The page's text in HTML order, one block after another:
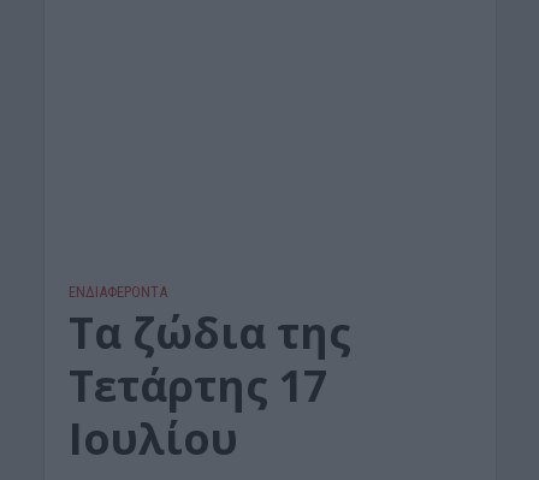
ΕΝΔΙΑΦΕΡΟΝΤΑ
Τα ζώδια της
Τετάρτης 17
Ιουλίου